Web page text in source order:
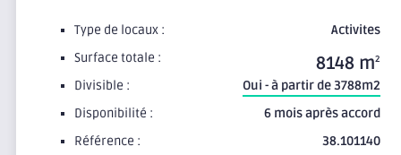
Type de locaux :
Activites
Surface totale :
8148 m2
Divisible :
Oui - à partir de 3788m2
Disponibilité :
6 mois après accord
Référence :
38.101140